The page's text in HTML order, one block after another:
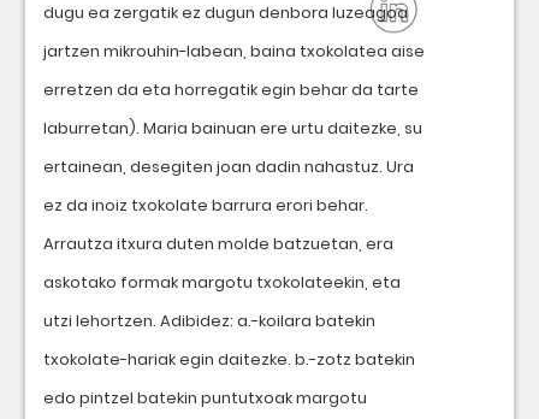
dugu ea zergatik ez dugun denbora luzeagoa
jartzen mikrouhin-labean, baina txokolatea aise
erretzen da eta horregatik egin behar da tarte
laburretan). Maria bainuan ere urtu daitezke, su
ertainean, desegiten joan dadin nahastuz. Ura
ez da inoiz txokolate barrura erori behar.
Arrautza itxura duten molde batzuetan, era
askotako formak margotu txokolateekin, eta
utzi lehortzen. Adibidez: a.-koilara batekin
txokolate-hariak egin daitezke. b.-zotz batekin
edo pintzel batekin puntutxoak margotu